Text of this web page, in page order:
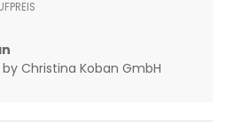
by Christina Koban GmbH